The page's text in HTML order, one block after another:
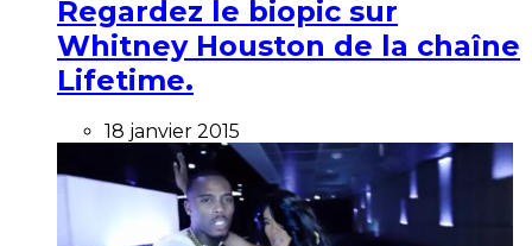
Regardez le biopic sur
Whitney Houston de la chaîne
Lifetime.
18 janvier 2015